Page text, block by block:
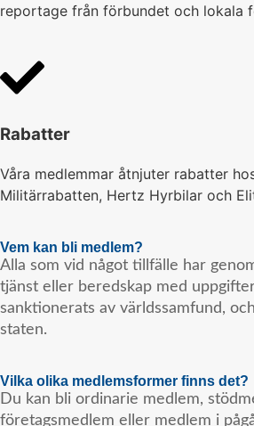
reportage från förbundet och lokala
Rabatter
Våra medlemmar åtnjuter rabatter
Militärrabatten, Hertz Hyrbilar och
Vem kan bli medlem?
Alla som vid något tillfälle har
tjänst eller beredskap med
sanktionerats av världssamfund,
staten.
Vilka olika medlemsformer finns det?
Du kan bli ordinarie medlem,
företagsmedlem eller medlem i